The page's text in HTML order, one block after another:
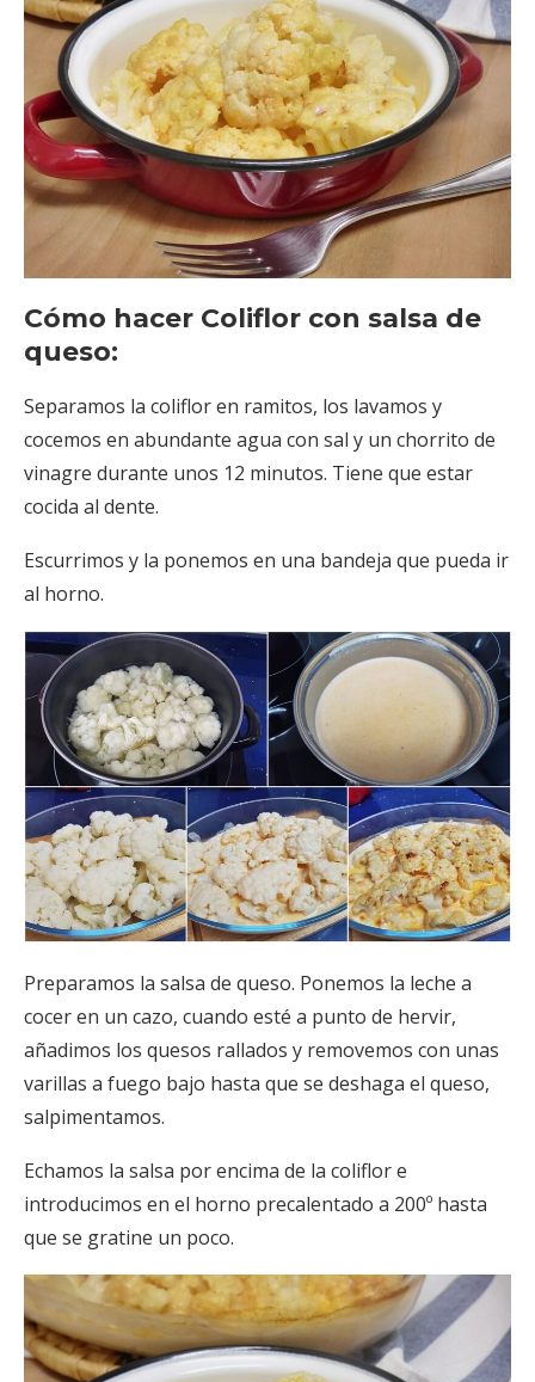
Cómo hacer Coliflor con salsa de
queso:
Separamos la coliflor en ramitos, los lavamos y
cocemos en abundante agua con sal y un chorrito de
vinagre durante unos 12 minutos. Tiene que estar
cocida al dente.
Escurrimos y la ponemos en una bandeja que pueda ir
al horno.
Preparamos la salsa de queso. Ponemos la leche a
cocer en un cazo, cuando esté a punto de hervir,
añadimos los quesos rallados y removemos con unas
varillas a fuego bajo hasta que se deshaga el queso,
salpimentamos.
Echamos la salsa por encima de la coliflor e
introducimos en el horno precalentado a 200º hasta
que se gratine un poco.